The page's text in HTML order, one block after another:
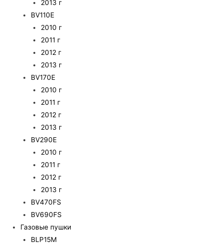
2013 г
BV110E
2010 г
2011 г
2012 г
2013 г
BV170E
2010 г
2011 г
2012 г
2013 г
BV290E
2010 г
2011 г
2012 г
2013 г
BV470FS
BV690FS
Газовые пушки
BLP15M